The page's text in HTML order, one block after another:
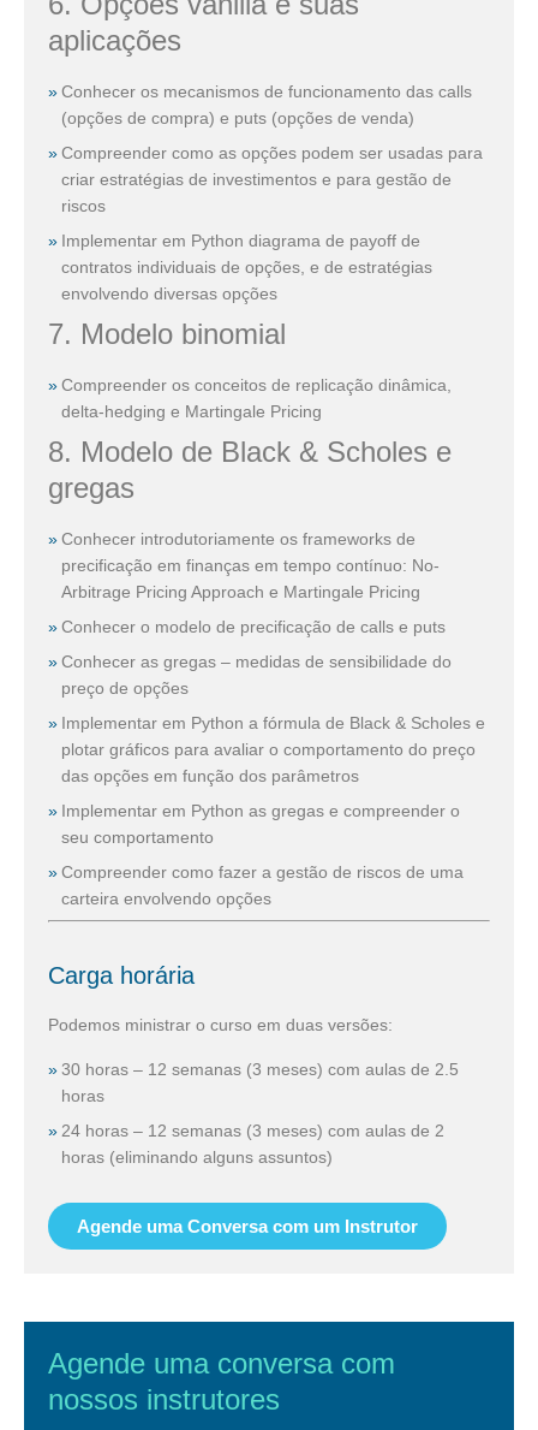
aplicações
Conhecer os mecanismos de funcionamento das calls
(opções de compra) e puts (opções de venda)
Compreender como as opções podem ser usadas para
criar estratégias de investimentos e para gestão de
riscos
Implementar em Python diagrama de payoff de
contratos individuais de opções, e de estratégias
envolvendo diversas opções
7. Modelo binomial
Compreender os conceitos de replicação dinâmica,
delta-hedging e Martingale Pricing
8. Modelo de Black & Scholes e
gregas
Conhecer introdutoriamente os frameworks de
precificação em finanças em tempo contínuo: No-
Arbitrage Pricing Approach e Martingale Pricing
Conhecer o modelo de precificação de calls e puts
Conhecer as gregas – medidas de sensibilidade do
preço de opções
Implementar em Python a fórmula de Black & Scholes e
plotar gráficos para avaliar o comportamento do preço
das opções em função dos parâmetros
Implementar em Python as gregas e compreender o
seu comportamento
Compreender como fazer a gestão de riscos de uma
carteira envolvendo opções
Carga horária
Podemos ministrar o curso em duas versões:
30 horas – 12 semanas (3 meses) com aulas de 2.5
horas
24 horas – 12 semanas (3 meses) com aulas de 2
horas (eliminando alguns assuntos)
Agende uma Conversa com um Instrutor
Agende uma conversa com
nossos instrutores